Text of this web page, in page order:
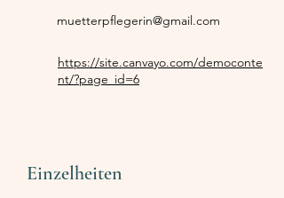
muetterpflegerin@gmail.com
https://site.canvayo.com/democonte
nt/?page_id=6
Einzelheiten